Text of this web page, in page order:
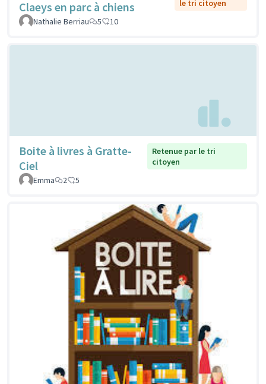
Claeys en parc à chiens
le tri citoyen
Nathalie Berriau
5 10
Boite à livres à Gratte-
Ciel
Retenue par le tri
citoyen
Emma
2 5